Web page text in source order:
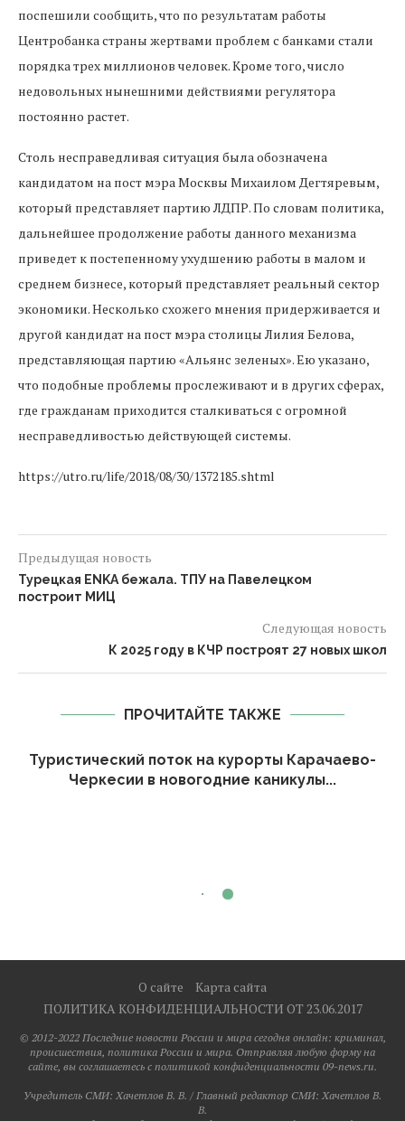
поспешили сообщить, что по результатам работы
Центробанка страны жертвами проблем с банками стали
порядка трех миллионов человек. Кроме того, число
недовольных нынешними действиями регулятора
постоянно растет.
Столь несправедливая ситуация была обозначена
кандидатом на пост мэра Москвы Михаилом Дегтяревым,
который представляет партию ЛДПР. По словам политика,
дальнейшее продолжение работы данного механизма
приведет к постепенному ухудшению работы в малом и
среднем бизнесе, который представляет реальный сектор
экономики. Несколько схожего мнения придерживается и
другой кандидат на пост мэра столицы Лилия Белова,
представляющая партию «Альянс зеленых». Ею указано,
что подобные проблемы прослеживают и в других сферах,
где гражданам приходится сталкиваться с огромной
несправедливостью действующей системы.
https://utro.ru/life/2018/08/30/1372185.shtml
Предыдущая новость
Турецкая ENKA бежала. ТПУ на Павелецком
построит МИЦ
Следующая новость
К 2025 году в КЧР построят 27 новых школ
ПРОЧИТАЙТЕ ТАКЖЕ
Туристический поток на курорты Карачаево-
Черкесии в новогодние каникулы...
О сайте
Карта сайта
ПОЛИТИКА КОНФИДЕНЦИАЛЬНОСТИ ОТ 23.06.2017
© 2012-2022 Последние новости России и мира сегодня онлайн: криминал,
происшествия, политика России и мира. Отправляя любую форму на
сайте, вы соглашаетесь с политикой конфиденциальности 09-news.ru.
Учредитель СМИ: Хaчeтлoв B. B. / Главный редактор СМИ: Хaчeтлoв B.
B.